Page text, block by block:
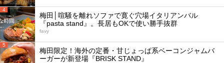
4
梅田│喧騒を離れソファで寛ぐ穴場イタリアンバル
『pasta stand』。長居もOKで使い勝手抜群
favy
5
梅田限定！海外の定番・甘じょっぱ系ベーコンジャムバ
ーガーが新登場『BRISK STAND』